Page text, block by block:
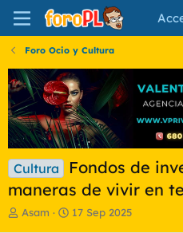
Foro Ocio y Cultura
Cultura
Fondos de
maneras de vivir en
IAsam
F17 Sep 2025